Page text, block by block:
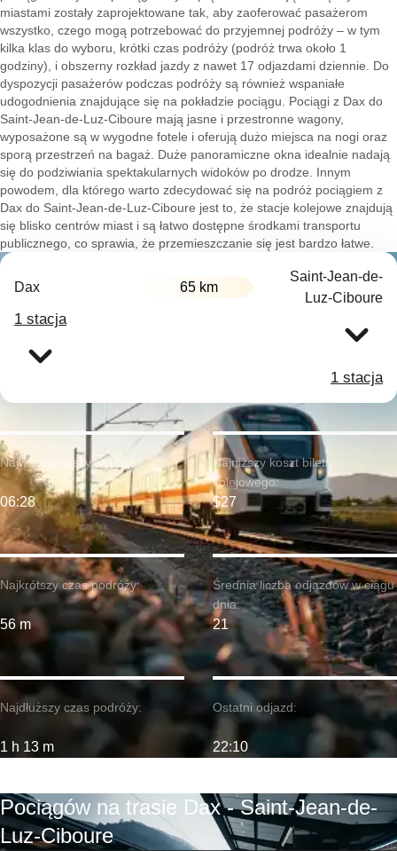
miastami zostały zaprojektowane tak, aby zaoferować pasażerom
wszystko, czego mogą potrzebować do przyjemnej podróży – w tym
kilka klas do wyboru, krótki czas podróży (podróż trwa około 1
godziny), i obszerny rozkład jazdy z nawet 17 odjazdami dziennie. Do
dyspozycji pasażerów podczas podróży są również wspaniałe
udogodnienia znajdujące się na pokładzie pociągu. Pociągi z Dax do
Saint-Jean-de-Luz-Ciboure mają jasne i przestronne wagony,
wyposażone są w wygodne fotele i oferują dużo miejsca na nogi oraz
sporą przestrzeń na bagaż. Duże panoramiczne okna idealnie nadają
się do podziwiania spektakularnych widoków po drodze. Innym
powodem, dla którego warto zdecydować się na podróż pociągiem z
Dax do Saint-Jean-de-Luz-Ciboure jest to, że stacje kolejowe znajdują
się blisko centrów miast i są łatwo dostępne środkami transportu
publicznego, co sprawia, że przemieszczanie się jest bardzo łatwe.
Dax 65 km
Saint-Jean-de-
Luz-Ciboure
1 stacja
1 stacja
Najkrótszy czas podróży:
56 m
Najwcześniejszy wyjazd:
06:28
Najdłuższy czas podróży:
1 h 13 m
Najniższy koszt biletu
kolejowego:
$27
Średnia liczba odjazdów w ciągu
dnia:
21
Ostatni odjazd:
22:10
Pociągów na trasie Dax - Saint-Jean-de-
Luz-Ciboure